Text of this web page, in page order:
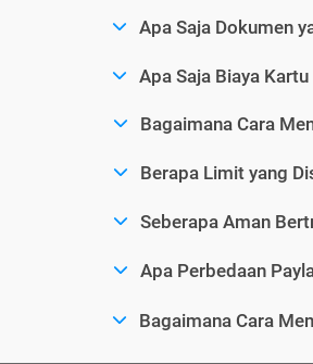
Apa Saja Dokumen
Apa Saja Biaya
Bagaimana Cara
Berapa Limit yang
Seberapa Aman
Apa Perbedaan
Bagaimana Cara